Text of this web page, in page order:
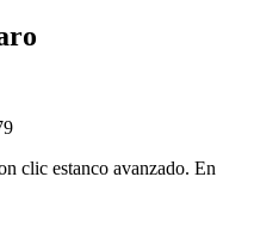
clic estanco avanzado. En